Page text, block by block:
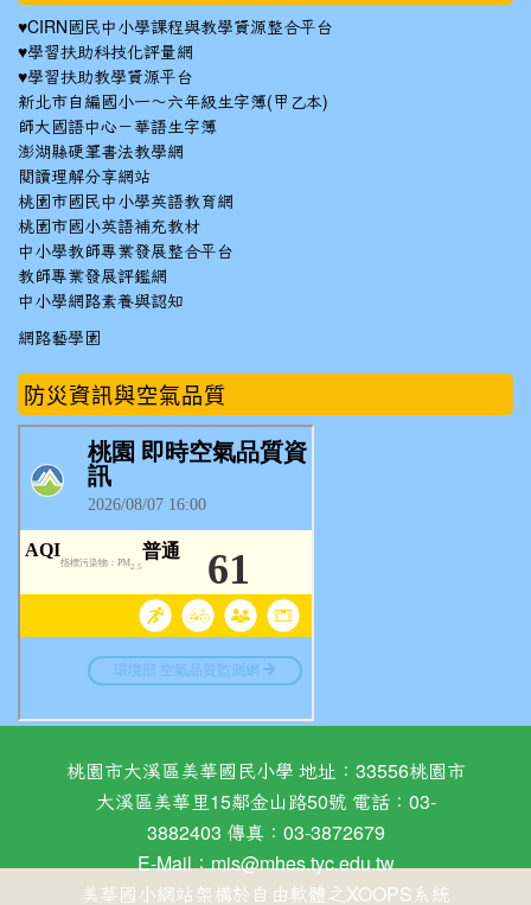
♥CIRN國民中小學課程與教學資源整合平台
♥學習扶助科技化評量網
♥學習扶助教學資源平台
新北市自編國小一～六年級生字簿(甲乙本)
師大國語中心－華語生字簿
澎湖縣硬筆書法教學網
閱讀理解分享網站
桃園市國民中小學英語教育網
桃園市國小英語補充教材
中小學教師專業發展整合平台
教師專業發展評鑑網
中小學網路素養與認知
網路藝學園
防災資訊與空氣品質
桃園市大溪區美華國民小學 地址：33556桃園市
大溪區美華里15鄰金山路50號 電話：03-
3882403 傳真：03-3872679
E-Mail：mis@mhes.tyc.edu.tw
美華國小網站架構於自由軟體之XOOPS系統